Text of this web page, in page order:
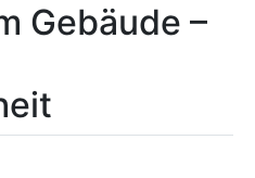
Gebäude –